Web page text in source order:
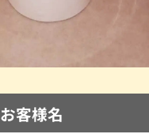
お客様名